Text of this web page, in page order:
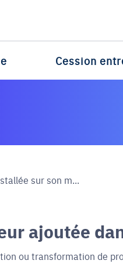
Cession
sur son m...
ajoutée
ou transformation de